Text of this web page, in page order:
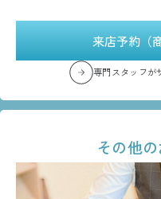
来店予約（
専門スタッフが
その他